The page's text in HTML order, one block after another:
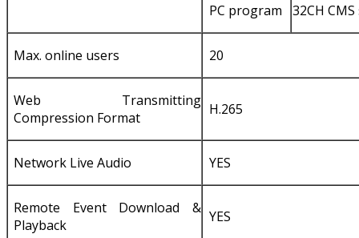
PC program 32CH
Max. online users 20
Web Transmitting
Compression Format
H.265
Network Live Audio YES
Remote Event Download &
Playback
YES